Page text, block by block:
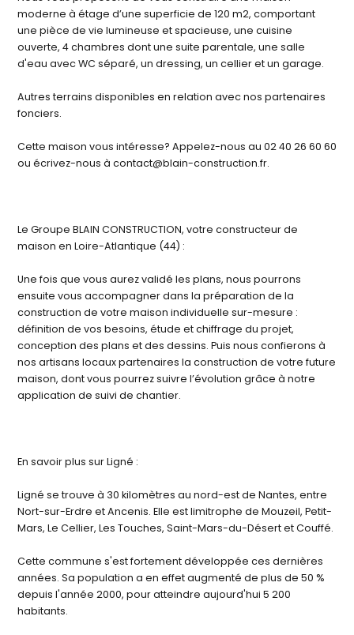
moderne à étage d’une superficie de 120 m2, comportant
une pièce de vie lumineuse et spacieuse, une cuisine
ouverte, 4 chambres dont une suite parentale, une salle
d'eau avec WC séparé, un dressing, un cellier et un garage.
Autres terrains disponibles en relation avec nos partenaires
fonciers.
Cette maison vous intéresse? Appelez-nous au 02 40 26 60 60
ou écrivez-nous à contact@blain-construction.fr.
Le Groupe BLAIN CONSTRUCTION, votre constructeur de
maison en Loire-Atlantique (44) :
Une fois que vous aurez validé les plans, nous pourrons
ensuite vous accompagner dans la préparation de la
construction de votre maison individuelle sur-mesure :
définition de vos besoins, étude et chiffrage du projet,
conception des plans et des dessins. Puis nous confierons à
nos artisans locaux partenaires la construction de votre future
maison, dont vous pourrez suivre l’évolution grâce à notre
application de suivi de chantier.
En savoir plus sur Ligné :
Ligné se trouve à 30 kilomètres au nord-est de Nantes, entre
Nort-sur-Erdre et Ancenis. Elle est limitrophe de Mouzeil, Petit-
Mars, Le Cellier, Les Touches, Saint-Mars-du-Désert et Couffé.
Cette commune s'est fortement développée ces dernières
années. Sa population a en effet augmenté de plus de 50 %
depuis l'année 2000, pour atteindre aujourd'hui 5 200
habitants.